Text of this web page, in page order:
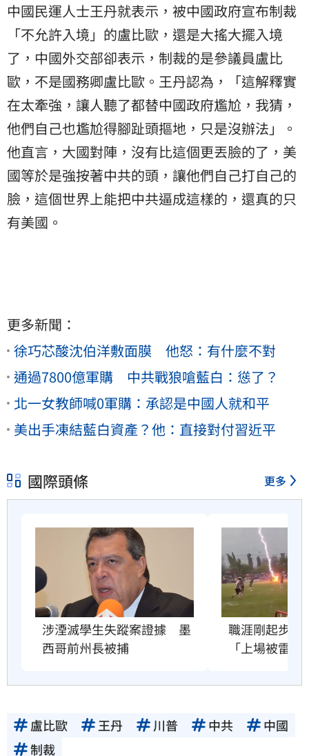
中國民運人士王丹就表示，被中國政府宣布制裁
「不允許入境」的盧比歐，還是大搖大擺入境
了，中國外交部卻表示，制裁的是參議員盧比
歐，不是國務卿盧比歐。王丹認為，「這解釋實
在太牽強，讓人聽了都替中國政府尷尬，我猜，
他們自己也尷尬得腳趾頭摳地，只是沒辦法」。
他直言，大國對陣，沒有比這個更丟臉的了，美
國等於是強按著中共的頭，讓他們自己打自己的
臉，這個世界上能把中共逼成這樣的，還真的只
有美國。
更多新聞：
徐巧芯酸沈伯洋敷面膜 他怒：有什麼不對
通過7800億軍購 中共戰狼嗆藍白：慫了？
北一女教師喊0軍購：承認是中國人就和平
美出手凍結藍白資產？他：直接對付習近平
國際頭條 更多
涉湮滅學生失蹤案證據　墨
西哥前州長被捕
職涯剛起步　
「上場被雷劈
盧比歐 王丹 川普 中共
中國
制裁